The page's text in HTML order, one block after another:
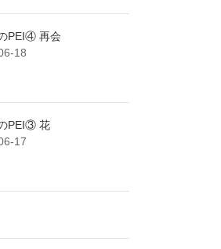
PEI④ 再会
18
PEI③ 花
17